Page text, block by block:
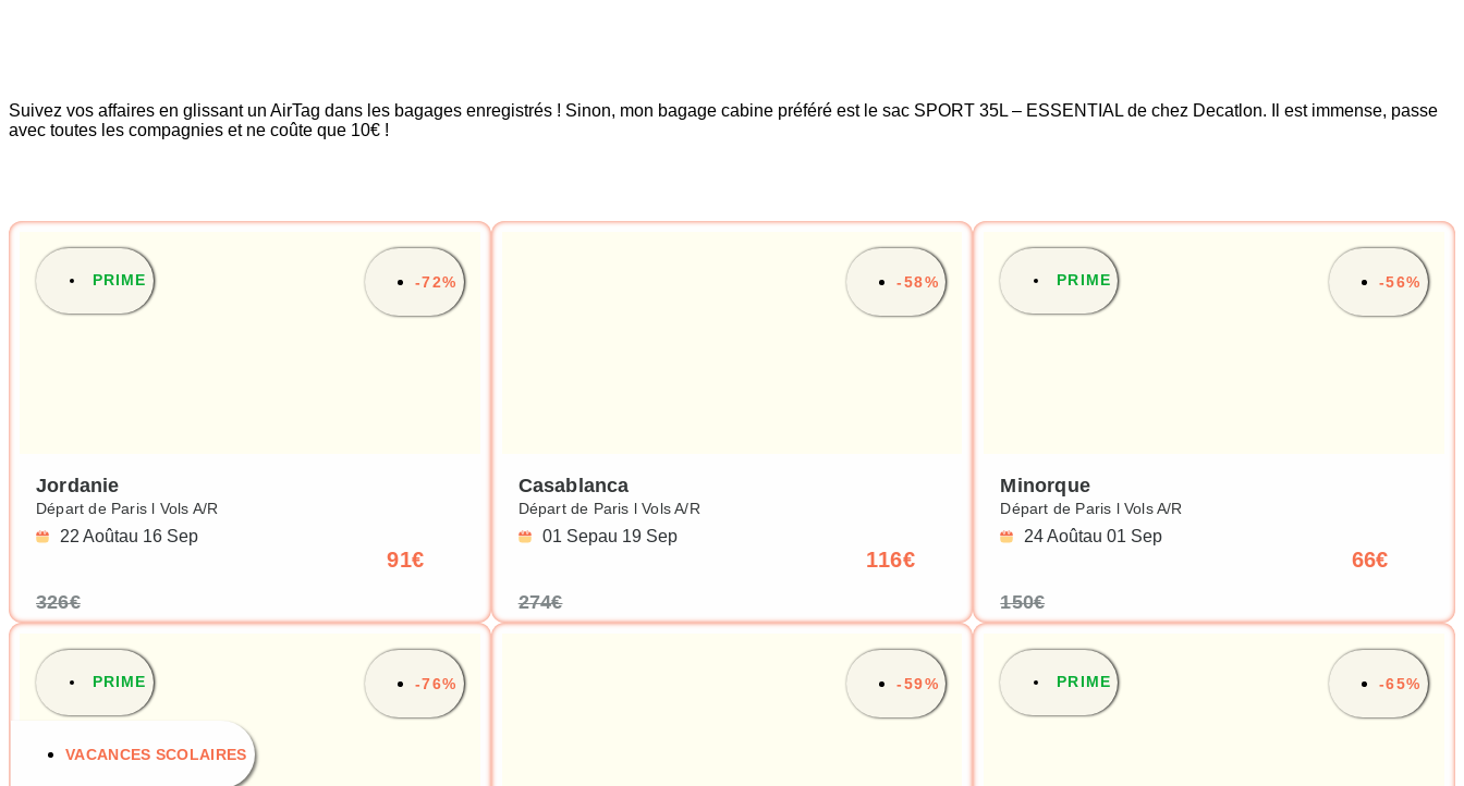
Suivez vos affaires en glissant un AirTag dans les bagages enregistrés ! Sinon, mon bagage cabine préféré est le sac SPORT 35L – ESSENTIAL de chez Decatlon. Il est immense, passe
avec toutes les compagnies et ne coûte que 10€ !
PRIME -72%
Jordanie
Départ de Paris l Vols A/R
22 Aoûtau 16 Sep
91€
326€
-58%
Casablanca
Départ de Paris l Vols A/R
01 Sepau 19 Sep
116€
274€
PRIME -56%
Minorque
Départ de Paris l Vols A/R
24 Aoûtau 01 Sep
66€
150€
PRIME
VACANCES SCOLAIRES
-76% -59% PRIME -65%